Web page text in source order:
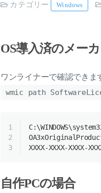
カテゴリー
Windows
OS導入済のメー
ワンライナーで確認できま
wmic path
1
2
3
C:\WINDOWS\
XXXX-XXXX-XXXX-
自作PCの場合